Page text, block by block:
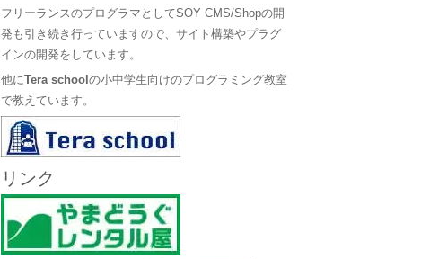
フリーランスのプログラマとしてSOY CMS/Shopの開
発も引き続き行っていますので、サイト構築やプラグ
インの開発をしています。
他にTera schoolの小中学生向けのプログラミング教室
で教えています。
リンク